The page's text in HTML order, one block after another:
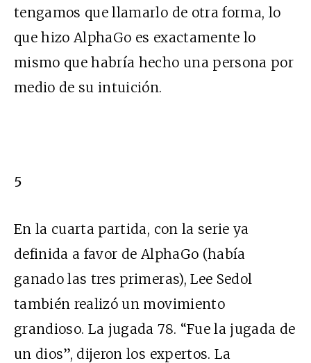
tengamos que llamarlo de otra forma, lo
que hizo AlphaGo es exactamente lo
mismo que habría hecho una persona por
medio de su intuición.
5
En la cuarta partida, con la serie ya
definida a favor de AlphaGo (había
ganado las tres primeras), Lee Sedol
también realizó un movimiento
grandioso. La jugada 78. “Fue la jugada de
un dios”, dijeron los expertos. La